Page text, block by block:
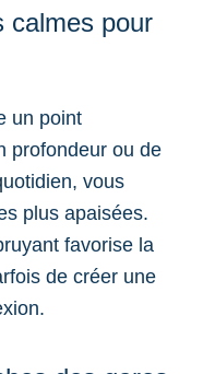
calmes pour
un point
profondeur ou de
vous
plus apaisées.
favorise la
de créer une